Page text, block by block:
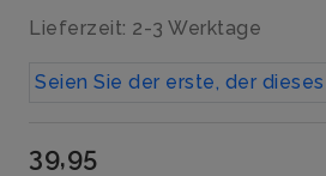
Lieferzeit: 2-3 Werktage
Seien Sie der erste, der
39,95